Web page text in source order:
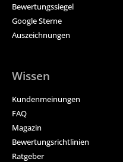
Bewertungssiegel
Google Sterne
Auszeichnungen
Wissen
Kundenmeinungen
FAQ
Magazin
Bewertungsrichtlinien
Ratgeber